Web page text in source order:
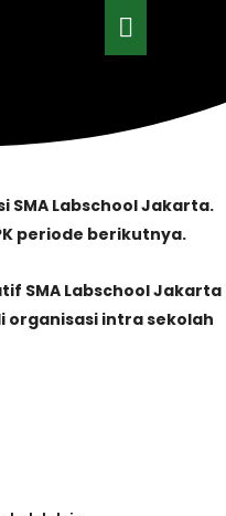
MAIN
SMA Labschool Jakarta.
periode berikutnya.
SMA Labschool Jakarta
organisasi intra sekolah